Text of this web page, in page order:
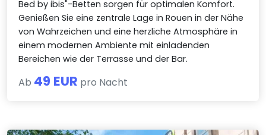
Bed by ibis"-Betten sorgen für optimalen Komfort.
Genießen Sie eine zentrale Lage in Rouen in der Nähe
von Wahrzeichen und eine herzliche Atmosphäre in
einem modernen Ambiente mit einladenden
Bereichen wie der Terrasse und der Bar.
Ab 49 EUR pro Nacht